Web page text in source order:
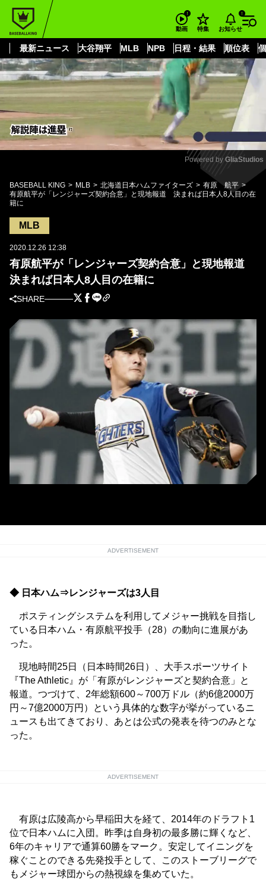
動画 特集 お知らせ
最新ニュース 大谷翔平 MLB NPB 日程・結果 順位表
もっと見る
Mute
Powered by GliaStudios
BASEBALL KING MLB 北海道日本ハムファイターズ
有原 航平
有原航平が「レンジャーズ契約合意」と現地報道 決まれば日本人8人目の在
籍に
MLB
2020.12.26 12:38
有原航平が「レンジャーズ契約合意」と現地報道
決まれば日本人8人目の在籍に
SHARE
ADVERTISEMENT
◆ 日本ハム⇒レンジャーズは3人目
ポスティングシステムを利用してメジャー挑戦を目指し
ている日本ハム・有原航平投手（28）の動向に進展があ
った。
現地時間25日（日本時間26日）、大手スポーツサイト
『The Athletic』が「有原がレンジャーズと契約合意」と
報道。つづけて、2年総額600～700万ドル（約6億2000万
円～7億2000万円）という具体的な数字が挙がっているニ
ュースも出てきており、あとは公式の発表を待つのみとな
った。
ADVERTISEMENT
有原は広陵高から早稲田大を経て、2014年のドラフト1
位で日本ハムに入団。昨季は自身初の最多勝に輝くなど、
6年のキャリアで通算60勝をマーク。安定してイニングを
稼ぐことのできる先発投手として、このストーブリーグで
もメジャー球団からの熱視線を集めていた。